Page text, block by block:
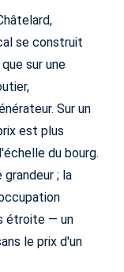
se construit
sur une
Sur un
est plus
du bourg.
; la
étroite — un
le prix d'un